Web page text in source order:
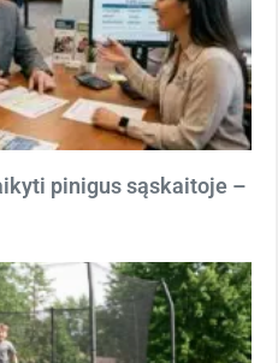
pinigus sąskaitoje –